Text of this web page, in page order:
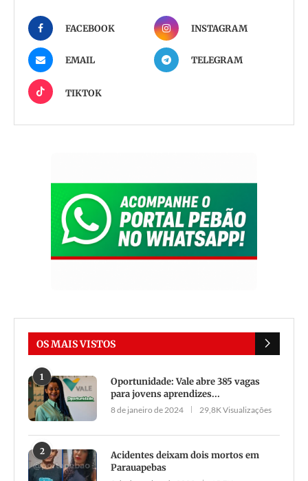
FACEBOOK INSTAGRAM
EMAIL TELEGRAM
TIKTOK
OS MAIS VISTOS
1
Oportunidade: Vale abre 385 vagas
para jovens aprendizes...
8 de janeiro de 2024 29,8K Visualizações
2
Acidentes deixam dois mortos em
Parauapebas